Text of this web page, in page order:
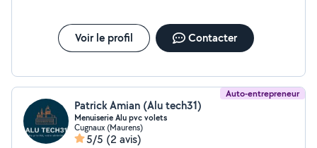
Voir le profil Contacter
Auto-entrepreneur
Patrick Amian (Alu tech31)
Menuiserie Alu pvc volets
Cugnaux (Maurens)
5/5 (2 avis)